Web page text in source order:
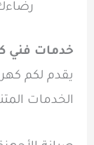
خدمات فني
يقدم لكم
الخدمات